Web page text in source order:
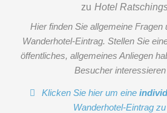
zu Hotel
Hier finden Sie allgemeine Fragen
Wanderhotel-Eintrag. Stellen Sie
öffentliches, allgemeines Anliegen
Besucher
Klicken Sie hier um eine
Wanderhotel-Eintrag